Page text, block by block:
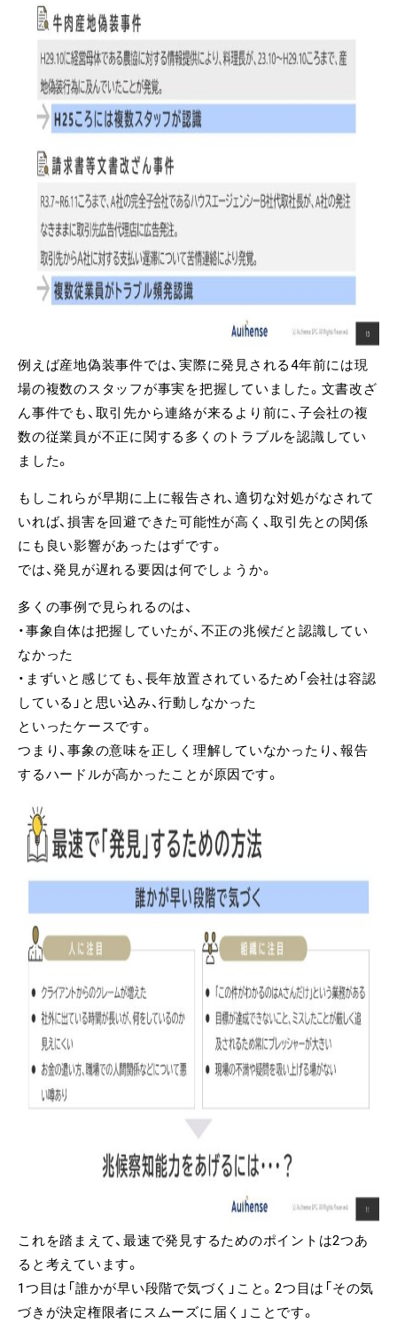
例えば産地偽装事件では、実際に発見される4年前には現
場の複数のスタッフが事実を把握していました。文書改ざ
ん事件でも、取引先から連絡が来るより前に、子会社の複
数の従業員が不正に関する多くのトラブルを認識してい
ました。
もしこれらが早期に上に報告され、適切な対処がなされて
いれば、損害を回避できた可能性が高く、取引先との関係
にも良い影響があったはずです。
では、発見が遅れる要因は何でしょうか。
多くの事例で見られるのは、
・事象自体は把握していたが、不正の兆候だと認識してい
なかった
・まずいと感じても、長年放置されているため「会社は容認
している」と思い込み、行動しなかった
といったケースです。
つまり、事象の意味を正しく理解していなかったり、報告
するハードルが高かったことが原因です。
これを踏まえて、最速で発見するためのポイントは2つあ
ると考えています。
1つ目は「誰かが早い段階で気づく」こと。2つ目は「その気
づきが決定権限者にスムーズに届く」ことです。